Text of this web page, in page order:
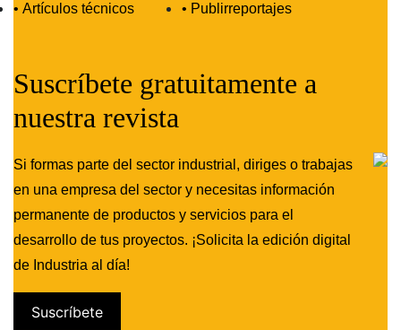
• Artículos técnicos
• Publirreportajes
Suscríbete gratuitamente a
nuestra revista
Si formas parte del sector industrial, diriges o trabajas
en una empresa del sector y necesitas información
permanente de productos y servicios para el
desarrollo de tus proyectos. ¡Solicita la edición digital
de Industria al día!
Suscríbete